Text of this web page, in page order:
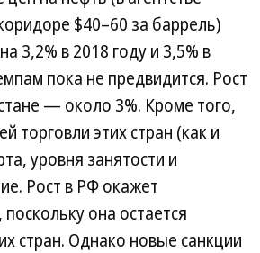
$40–60 за баррель)
3,2% в 2018 году и 3,5% в
пока не предвидится. Рост
— около 3%. Кроме того,
торговли этих стран (как и
уровня занятости и
Рост в РФ окажет
она остается
стран. Однако новые санкции